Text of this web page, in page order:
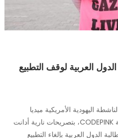
العربية لوقف التطبيع
اليهودية الأمريكية ميديا
بنجامين، المؤسسة المشاركة لحركة CODEPINK، بتصريحات نارية أدانت
الدول العربية بإلغاء التطبيع